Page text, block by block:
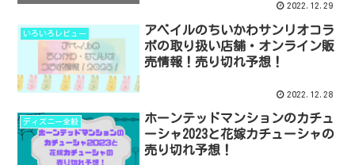
2022.12.29
いろいろレビュー
アベイルのちいかわサンリオコラ
ボの取り扱い店舗・オンライン販
売情報！売り切れ予想！
2022.12.28
ディズニー全般
ホーンテッドマンションのカチュ
ーシャ2023と花嫁カチューシャの
売り切れ予想！